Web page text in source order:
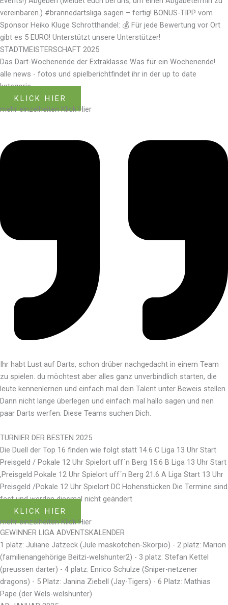
vereinbaren.) #brannedartsliga sagen – fertig! BONUS-TIPP vom
Sponsor Heiko Kluge Schrotthandel: 💰 Für jede Bewertung vor Ort
gibt es 5 EURO! Unterstützt unsere Unterstützer!
STADTMEISTERSCHAFT 2025
Das Dart-Wochenende der Extraklasse Was für ein Wochenende!
alle news - fotos und spielberichtfindet ihr in der up to date
kategorie
KLICK HIER
mehr einzelheiten Klick Hier
Ihr habt Lust auf Darts, schon drüber nachgedacht in einem Team
zu spielen. du möchtest aber alles ganz unverbindlich starten, die
leute kennenlernen und einfach mal dein Talent unter Beweis stellen.
Dann nicht lange überlegen und einfach mal hallo sagen und nen
paar Darts werfen. Diese Teams suchen Dich.
TURNIER DER BESTEN 2025
Die Duell der Top 16 finden wie folgt statt 14.6 C Liga 13 Uhr Start
Preisgeld / Pokale 12 Uhr Spielort uff´n Berg 15.6 B Liga 13 Uhr Start
,Preisgeld Pokale 12 Uhr Spielort uff´n Berg 21.6 A Liga Start 13 Uhr
Preisgeld /Pokale 12 Uhr Spielort DC Hohenstücken Die Termine sind
fest und werden diesmal nicht geändert
KLICK HIER
mehr einzelheiten Klick Hier
GEWINNER LIGA ADVENTSKALENDER
1 platz: Juliane Jatzeck (Jule maskotchen-Skorpio) - 2 platz: Marion
(familienangehörige Beitzi-welshunter2) - 3 platz: Stefan Kettel
(preussen darter) - 4 platz: Enrico Schulze (Sniper-netzener
dragons) - 5 Platz: Janina Ziebell (Jay-Tigers) - 6 Platz: Mathias
Pape (der Wels-welshunter)